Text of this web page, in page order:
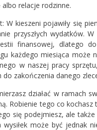
relacje rodzinne.
W kieszeni pojawiły się
przyszłych wydatków.
finansowej, dlatego
każdego miesiąca może
w naszej pracy
zakończenia danego
działać w ramach
Robienie tego co
się podejmiesz, ale
może być jednak